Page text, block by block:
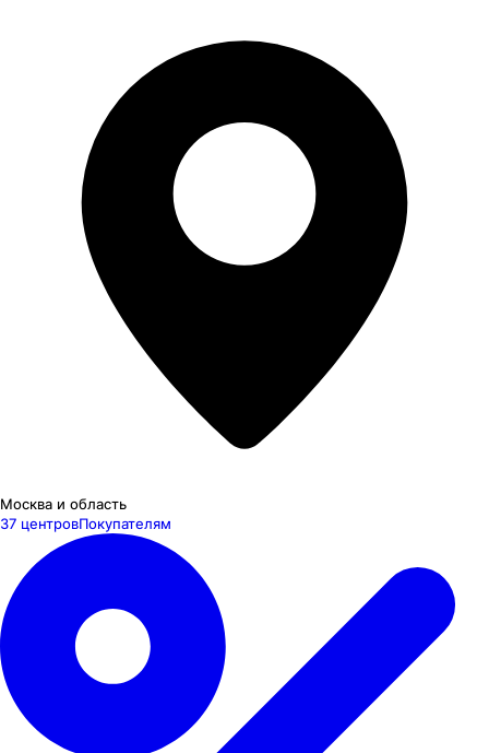
Москва и область
37 центровПокупателям